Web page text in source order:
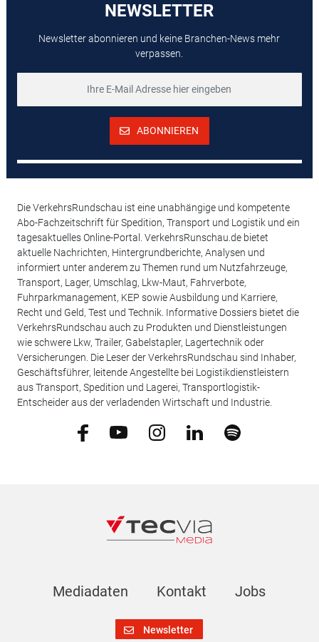
NEWSLETTER
Newsletter abonnieren und keine Branchen-News mehr
verpassen.
ABONNIEREN
Die VerkehrsRundschau ist eine unabhängige und kompetente
Abo-Fachzeitschrift für Spedition, Transport und Logistik und ein
tagesaktuelles Online-Portal. VerkehrsRunschau.de bietet
aktuelle Nachrichten, Hintergrundberichte, Analysen und
informiert unter anderem zu Themen rund um Nutzfahrzeuge,
Transport, Lager, Umschlag, Lkw-Maut, Fahrverbote,
Fuhrparkmanagement, KEP sowie Ausbildung und Karriere,
Recht und Geld, Test und Technik. Informative Dossiers bietet die
VerkehrsRundschau auch zu Produkten und Dienstleistungen
wie schwere Lkw, Trailer, Gabelstapler, Lagertechnik oder
Versicherungen. Die Leser der VerkehrsRundschau sind Inhaber,
Geschäftsführer, leitende Angestellte bei Logistikdienstleistern
aus Transport, Spedition und Lagerei, Transportlogistik-
Entscheider aus der verladenden Wirtschaft und Industrie.
Mediadaten Kontakt Jobs
Newsletter